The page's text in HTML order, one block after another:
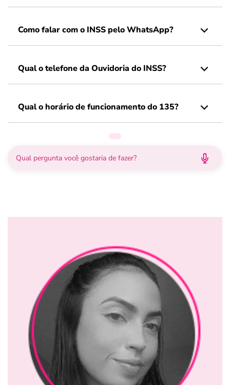
Como falar com o INSS pelo WhatsApp?
Qual o telefone da Ouvidoria do INSS?
Qual o horário de funcionamento do 135?